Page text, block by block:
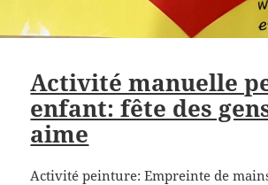
Activité manuelle
enfant: fête des
aime
Activité peinture: Empreinte de